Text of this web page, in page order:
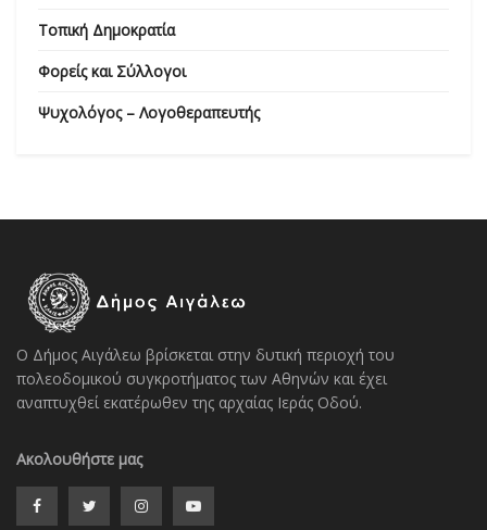
Τοπική Δημοκρατία
Φορείς και Σύλλογοι
Ψυχολόγος – Λογοθεραπευτής
Ο Δήμος Αιγάλεω βρίσκεται στην δυτική περιοχή του
πολεοδομικού συγκροτήματος των Αθηνών και έχει
αναπτυχθεί εκατέρωθεν της αρχαίας Ιεράς Οδού.
Ακολουθήστε μας